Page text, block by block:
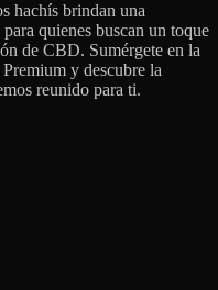
hachís brindan una
quienes buscan un toque
de CBD. Sumérgete en la
y descubre la
reunido para ti.